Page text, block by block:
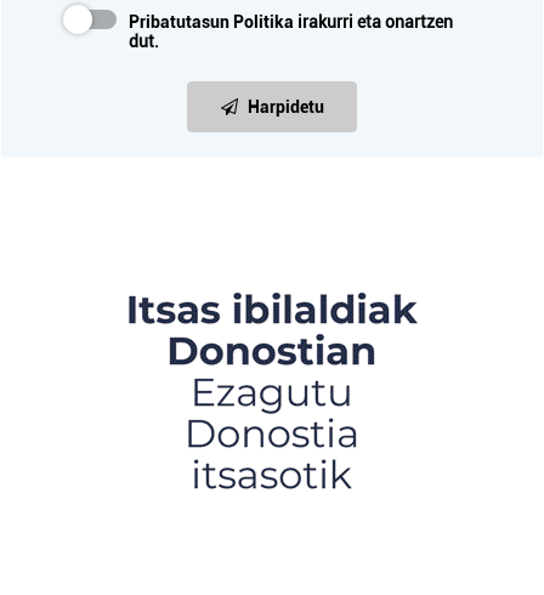
Pribatutasun Politika irakurri eta onartzen
dut.
Harpidetu